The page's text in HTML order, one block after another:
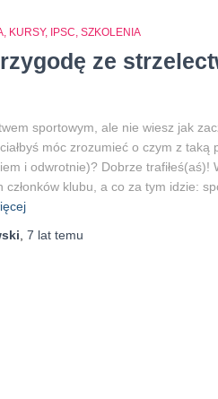
KURSY, IPSC SZKOLENIA
ze
sportowym, ale nie wiesz jak
móc zrozumieć o czym z taką
i odwrotnie)? Dobrze trafiłeś(aś)!
klubu, a co za tym idzie:
7 lattemu